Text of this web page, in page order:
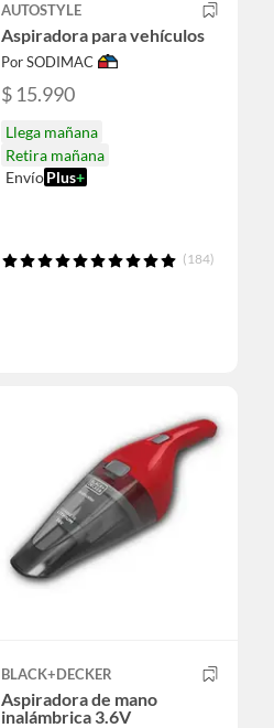
AUTOSTYLE
Aspiradora para vehículos
Por SODIMAC
$ 15.990
Llega mañana
Retira mañana
EnvíoPlus+
(184)
BLACK+DECKER
Aspiradora de mano
inalámbrica 3.6V